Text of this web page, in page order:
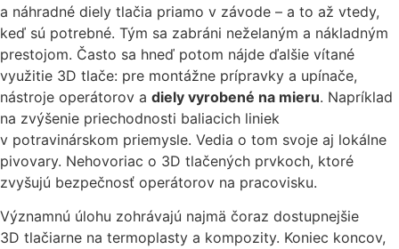
a náhradné diely tlačia priamo v závode – a to až vtedy,
keď sú potrebné. Tým sa zabráni neželaným a nákladným
prestojom. Často sa hneď potom nájde ďalšie vítané
využitie 3D tlače: pre montážne prípravky a upínače,
nástroje operátorov a diely vyrobené na mieru. Napríklad
na zvýšenie priechodnosti baliacich liniek
v potravinárskom priemysle. Vedia o tom svoje aj lokálne
pivovary. Nehovoriac o 3D tlačených prvkoch, ktoré
zvyšujú bezpečnosť operátorov na pracovisku.
Významnú úlohu zohrávajú najmä čoraz dostupnejšie
3D tlačiarne na termoplasty a kompozity. Koniec koncov,